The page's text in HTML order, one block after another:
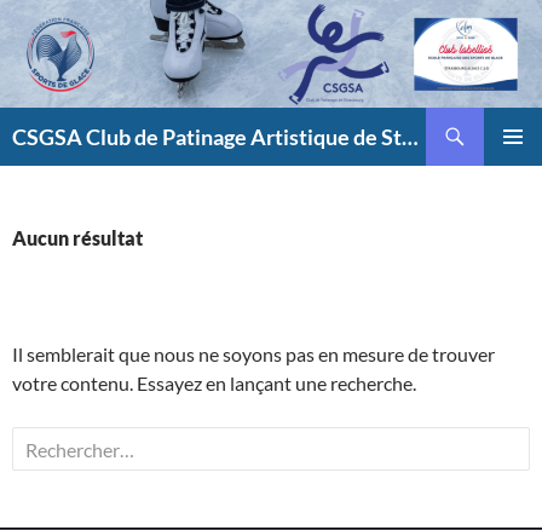
contenu
CSGSA Club de Patinage Artistique de Strasbourg
Aucun résultat
Il semblerait que nous ne soyons pas en mesure de trouver
votre contenu. Essayez en lançant une recherche.
Rechercher :